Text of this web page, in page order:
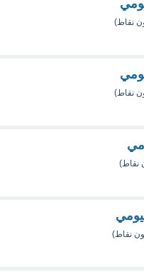
نقاط)
نقاط)
نقاط)
نقاط)